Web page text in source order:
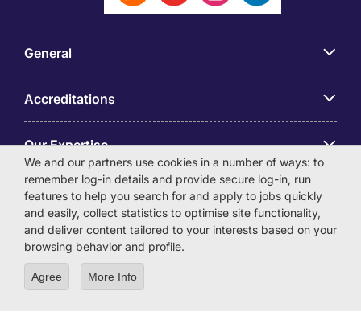
General
Accreditations
Our Expertise
アプリ
Employer Centre
We and our partners use cookies in a number of ways: to
remember log-in details and provide secure log-in, run
features to help you search for and apply to jobs quickly
and easily, collect statistics to optimise site functionality,
and deliver content tailored to your interests based on your
browsing behavior and profile.
Agree More Info